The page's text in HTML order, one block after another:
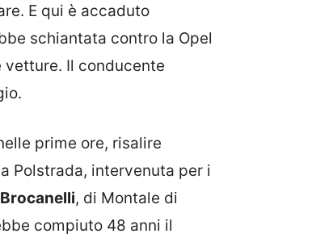
E qui è accaduto
schiantata contro la Opel
vetture. Il conducente
prime ore, risalire
Polstrada, intervenuta per i
, di Montale di
compiuto 48 anni il